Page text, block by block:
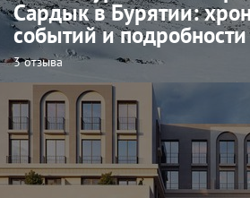
Сардык в Бурятии:
событий и подробности
3 отзыва